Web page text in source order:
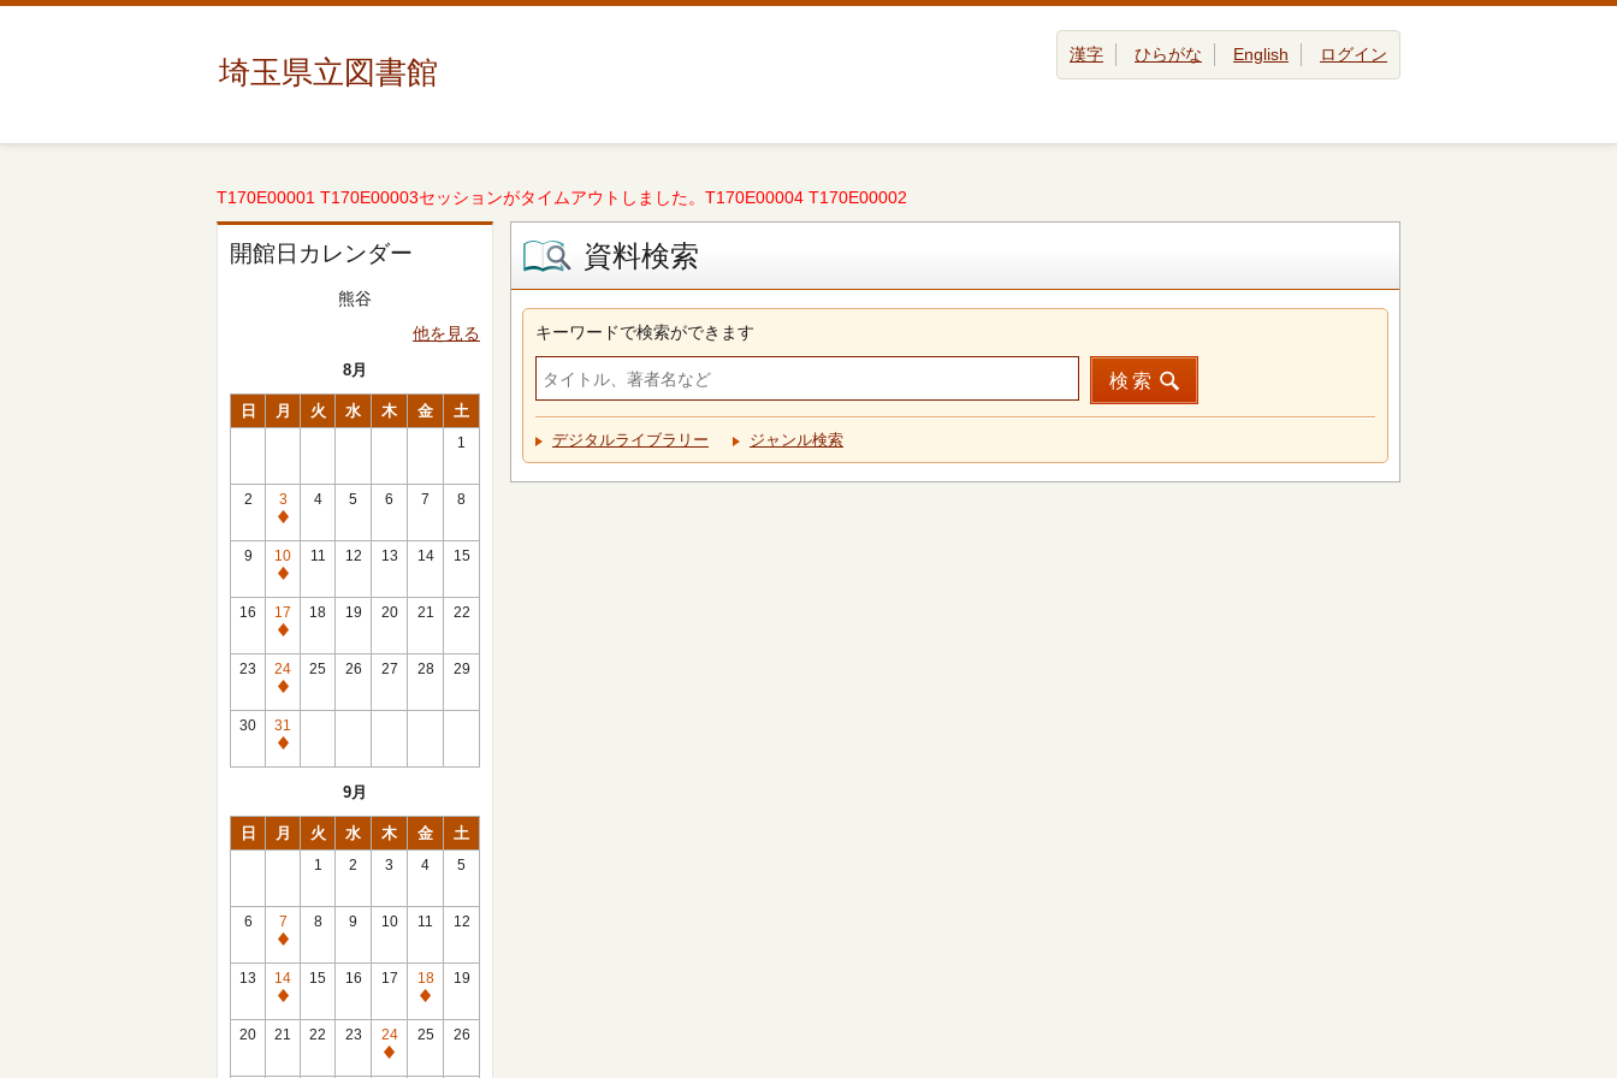
埼玉県立図書館 漢字 ひらがな English ログイン
T170E00001 T170E00003セッションがタイムアウトしました。T170E00004 T170E00002
開館日カレンダー
熊谷
他を見る
8月
日 月 火 水 木 金 土
1
2
3
休
館
日
4 5 6 7 8
9
10
休
館
日
11 12 13 14 15
16
17
休
館
日
18 19 20 21 22
23
24
休
館
日
25 26 27 28 29
30
31
休
9月
日 月 火 水 木 金 土
1 2 3 4 5
6
7
休
館
日
8 9 10 11 12
13
14
休
館
15 16 17
18
休
館
19
20 21 22 23
24
休
25 26
資料検索
キーワードで検索ができます
検索
デジタルライブラリー ジャンル検索